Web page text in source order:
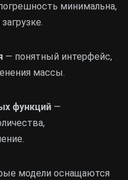
минимальна,
— понятный интерфейс,
массы.
функций —
модели оснащаются